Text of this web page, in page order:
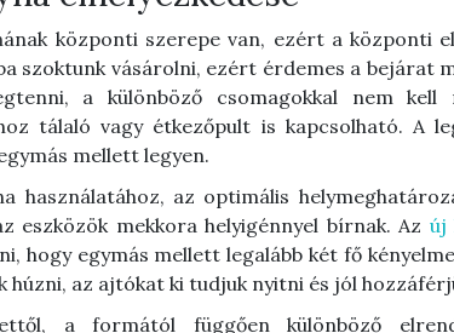
központi szerepe van, ezért a központi
szoktunk vásárolni, ezért érdemes a bejárat
a különböző csomagokkal nem
tálaló vagy étkezőpult is kapcsolható. A
mellett legyen.
használatához, az optimális
eszközök mekkora helyigénnyel bírnak. Az új
hogy egymás mellett legalább két fő
húzni, az ajtókat ki tudjuk nyitni és jól
a formától függően különböző